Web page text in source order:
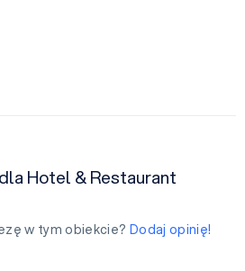
Hotel & Restaurant
w tym obiekcie? Dodaj opinię!